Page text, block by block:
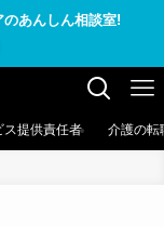
のあんしん相談室!
ス提供責任者 介護の転